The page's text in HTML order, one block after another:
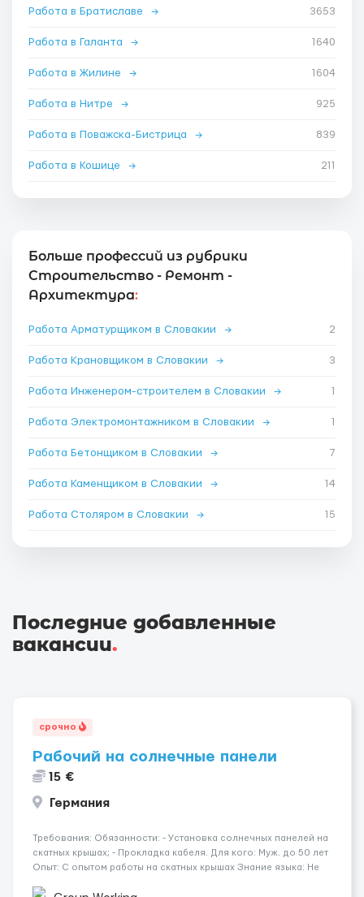
Работа в Братиславе → 3653
Работа в Галанта → 1640
Работа в Жилине → 1604
Работа в Нитре → 925
Работа в Поважска-Бистрица → 839
Работа в Кошице → 211
Больше профессий из рубрики
Строительство - Ремонт -
Архитектура:
Работа Арматурщиком в Словакии → 2
Работа Крановщиком в Словакии → 3
Работа Инженером-строителем в Словакии → 1
Работа Электромонтажником в Словакии → 1
Работа Бетонщиком в Словакии → 7
Работа Каменщиком в Словакии → 14
Работа Столяром в Словакии → 15
Последние добавленные
вакансии.
срочно
Рабочий на солнечные панели
15 €
Германия
Требования: Обязанности: - Установка солнечных панелей на
скатных крышах; - Прокладка кабеля. Для кого: Муж. до 50 лет
Опыт: С опытом работы на скатных крышах Знание языка: Не